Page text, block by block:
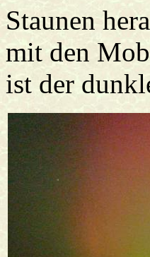
Staunen
mit den
ist der